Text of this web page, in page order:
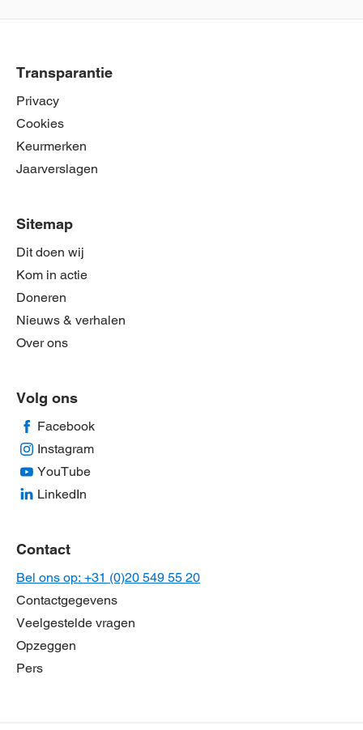
Transparantie
Privacy
Cookies
Keurmerken
Jaarverslagen
Sitemap
Dit doen wij
Kom in actie
Doneren
Nieuws & verhalen
Over ons
Volg ons
Facebook
Instagram
YouTube
LinkedIn
Contact
Bel ons op: +31 (0)20 549 55 20
Contactgegevens
Veelgestelde vragen
Opzeggen
Pers